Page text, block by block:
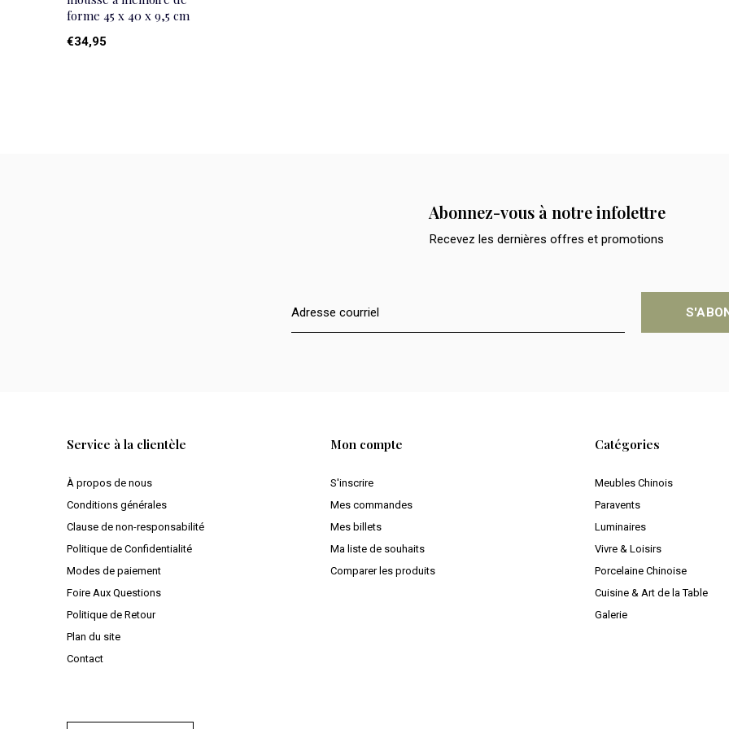
forme 45 x 40 x 9,5 cm
€34,95
Abonnez-vous à notre infolettre
Recevez les dernières offres et promotions
Service à la clientèle
À propos de nous
Conditions générales
Clause de non-responsabilité
Politique de Confidentialité
Modes de paiement
Foire Aux Questions
Politique de Retour
Plan du site
Contact
Mon compte
S'inscrire
Mes commandes
Mes billets
Ma liste de souhaits
Comparer les produits
Catégories
Meubles Chinois
Paravents
Luminaires
Vivre & Loisirs
Porcelaine Chinoise
Cuisine & Art de la Table
Galerie